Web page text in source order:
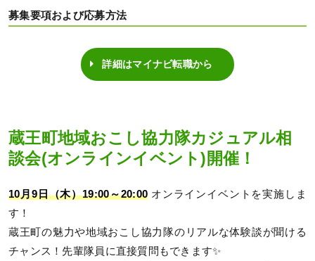
募集要項および応募方法
詳細はマイナビ転職から
蔵王町地域おこし協力隊カジュアル相
談会(オンラインイベント)開催！
10月9日（木）19:00～20:00 オンラインイベントを実施しま
す！
蔵王町の魅力や地域おこし協力隊のリアルな体験談が聞ける
チャンス！先輩隊員に直接質問もできます✨